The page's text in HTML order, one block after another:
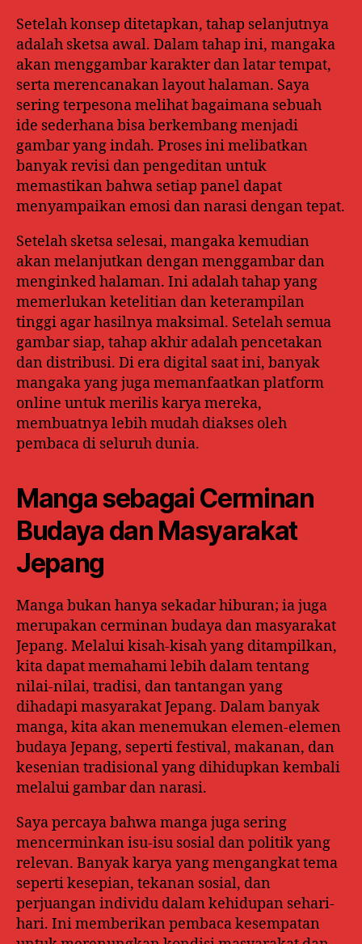
Setelah konsep ditetapkan, tahap selanjutnya
adalah sketsa awal. Dalam tahap ini, mangaka
akan menggambar karakter dan latar tempat,
serta merencanakan layout halaman. Saya
sering terpesona melihat bagaimana sebuah
ide sederhana bisa berkembang menjadi
gambar yang indah. Proses ini melibatkan
banyak revisi dan pengeditan untuk
memastikan bahwa setiap panel dapat
menyampaikan emosi dan narasi dengan tepat.
Setelah sketsa selesai, mangaka kemudian
akan melanjutkan dengan menggambar dan
menginked halaman. Ini adalah tahap yang
memerlukan ketelitian dan keterampilan
tinggi agar hasilnya maksimal. Setelah semua
gambar siap, tahap akhir adalah pencetakan
dan distribusi. Di era digital saat ini, banyak
mangaka yang juga memanfaatkan platform
online untuk merilis karya mereka,
membuatnya lebih mudah diakses oleh
pembaca di seluruh dunia.
Manga sebagai Cerminan
Budaya dan Masyarakat
Jepang
Manga bukan hanya sekadar hiburan; ia juga
merupakan cerminan budaya dan masyarakat
Jepang. Melalui kisah-kisah yang ditampilkan,
kita dapat memahami lebih dalam tentang
nilai-nilai, tradisi, dan tantangan yang
dihadapi masyarakat Jepang. Dalam banyak
manga, kita akan menemukan elemen-elemen
budaya Jepang, seperti festival, makanan, dan
kesenian tradisional yang dihidupkan kembali
melalui gambar dan narasi.
Saya percaya bahwa manga juga sering
mencerminkan isu-isu sosial dan politik yang
relevan. Banyak karya yang mengangkat tema
seperti kesepian, tekanan sosial, dan
perjuangan individu dalam kehidupan sehari-
hari. Ini memberikan pembaca kesempatan